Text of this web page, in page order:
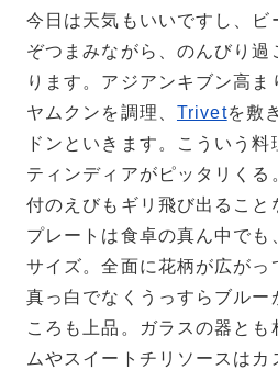
今日は天気もいいですし、ビ
ぞつまみながら、のんびり過
ります。アジアンキブン高ま
ヤムクンを調理、 Trivetを敷
ドンといきます。こういう
ティンディアがピッタリく
付のえびもギリ飛び出るこ
プレートは食卓の真ん中でも
サイズ。全面に花柄が広がっ
真っ白でなくうっすらブルー
ころも上品。ガラスの器とも
ムやスイートチリソースは